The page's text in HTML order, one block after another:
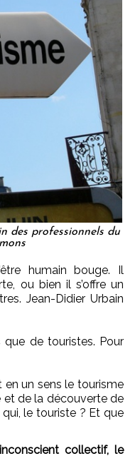
des professionnels du
humain bouge. Il
ou bien il s’offre un
Jean-Didier Urbain
de touristes. Pour
en un sens le tourisme
et de la découverte de
le touriste ? Et que
collectif, le